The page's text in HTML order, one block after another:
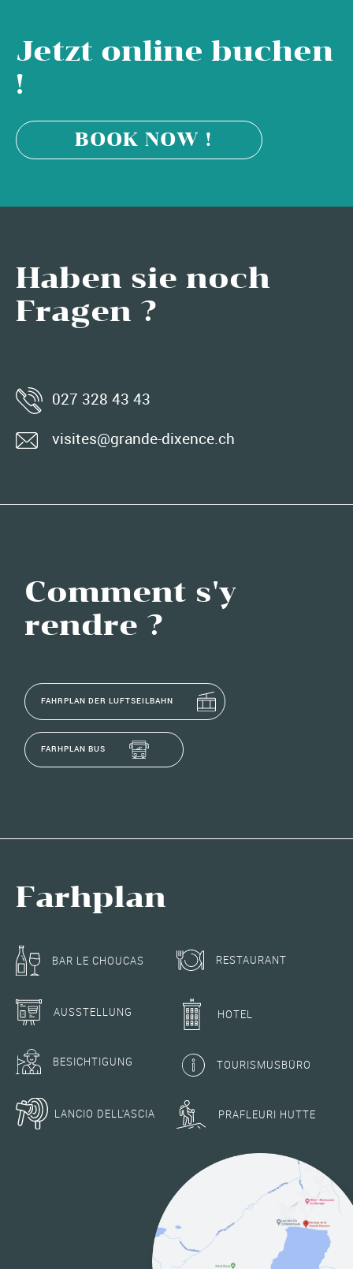
Jetzt online buchen
!
BOOK NOW !
Haben sie noch
Fragen ?
027 328 43 43
visites@grande-dixence.ch
Comment s'y
rendre ?
FAHRPLAN DER LUFTSEILBAHN
FARHPLAN BUS
Farhplan
BAR LE CHOUCAS
AUSSTELLUNG
BESICHTIGUNG
LANCIO DELL'ASCIA
RESTAURANT
HOTEL
TOURISMUSBÜRO
PRAFLEURI HUTTE